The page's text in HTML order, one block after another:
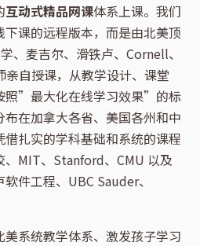
互动式精品网课体系上课。我们
课的远程版本，而是由北美顶
、麦吉尔、滑铁卢、Cornell、
亲自授课，从教学设计、课堂
照”最大化在线学习效果”的标
在加拿大各省、美国各州和中
扎实的学科基础和系统的课程
、MIT、Stanford、CMU 以及
件工程、UBC Sauder、
系统教学体系、激发孩子学习